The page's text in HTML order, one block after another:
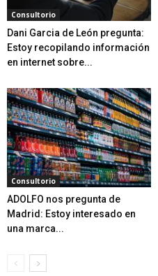
Consultorio
Dani Garcia de León pregunta:
Estoy recopilando información
en internet sobre...
Consultorio
ADOLFO nos pregunta de
Madrid: Estoy interesado en
una marca...